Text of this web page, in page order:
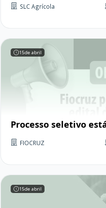
SLC Agrícola
15de abril
Processo seletivo
FIOCRUZ
15de abril